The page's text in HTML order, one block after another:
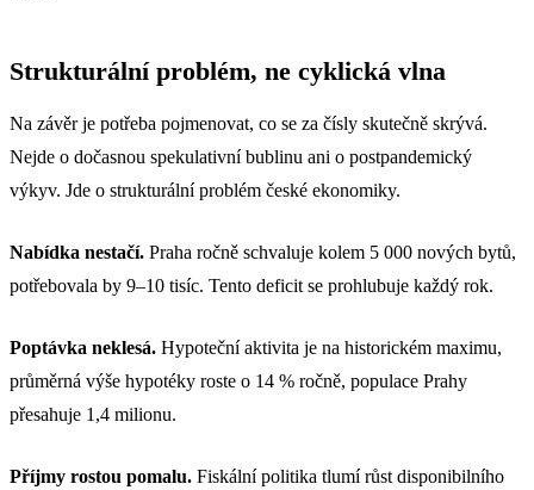
Strukturální problém, ne cyklická vlna
Na závěr je potřeba pojmenovat, co se za čísly skutečně skrývá.
Nejde o dočasnou spekulativní bublinu ani o postpandemický
výkyv. Jde o strukturální problém české ekonomiky.
Nabídka nestačí. Praha ročně schvaluje kolem 5 000 nových bytů,
potřebovala by 9–10 tisíc. Tento deficit se prohlubuje každý rok.
Poptávka neklesá. Hypoteční aktivita je na historickém maximu,
průměrná výše hypotéky roste o 14 % ročně, populace Prahy
přesahuje 1,4 milionu.
Příjmy rostou pomalu. Fiskální politika tlumí růst disponibilního